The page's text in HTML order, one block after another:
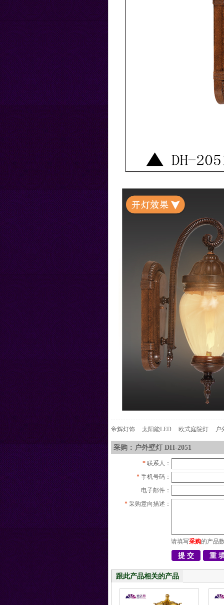
帝辉灯饰 太阳能LED 欧式庭院灯 户
采购：户外壁灯 DH-2051
* 联系人：
* 手机号码：
电子邮件：
* 采购意向描述：
请填写采购的产品
跟此产品相关的产品